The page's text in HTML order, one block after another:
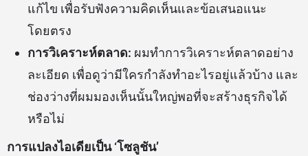
แก้ไข เพื่อรับฟังความคิดเห็นและข้อเสนอแนะ
โดยตรง
การวิเคราะห์ตลาด: ผมทำการวิเคราะห์ตลาดอย่าง
ละเอียด เพื่อดูว่ามีใครกำลังทำอะไรอยู่แล้วบ้าง และ
ช่องว่างที่ผมมองเห็นนั้นใหญ่พอที่จะสร้างธุรกิจได้
หรือไม่
การแปลงไอเดียเป็น ‘โซลูชัน’